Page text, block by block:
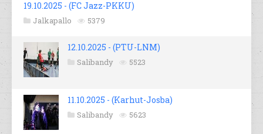
19.10.2025 - (FC Jazz-PKKU)
Jalkapallo 5379
12.10.2025 - (PTU-LNM)
Salibandy 5523
11.10.2025 - (Karhut-Josba)
Salibandy 5623